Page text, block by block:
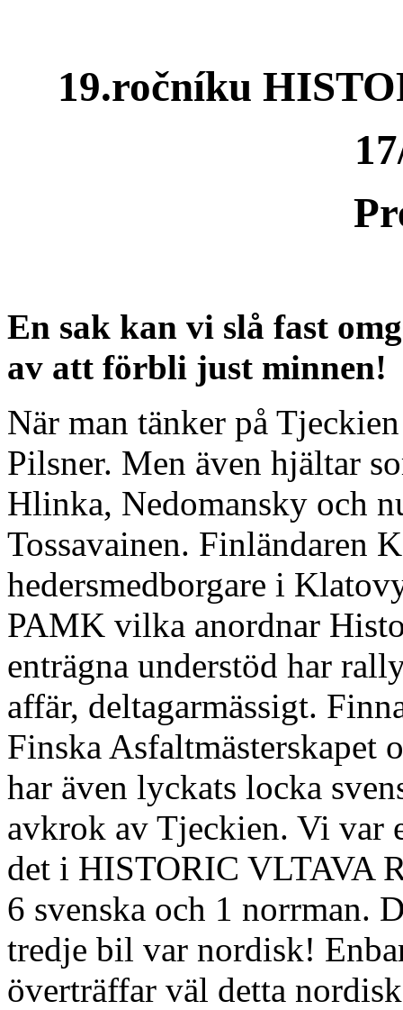
19.ročníku
En sak kan vi slå fast
av att förbli just minnen!
När man tänker på
Pilsner. Men även hjältar
Hlinka, Nedomansky och
Tossavainen. Finländaren
hedersmedborgare i
PAMK vilka anordnar
enträgna understöd har
affär, deltagarmässigt.
Finska Asfaltmästerskapet
har även lyckats locka
avkrok av Tjeckien. Vi var
det i HISTORIC VLTAVA
6 svenska och 1 norrman.
tredje bil var nordisk!
överträffar väl detta